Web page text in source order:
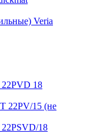
Veria
18
22PV/15 (не
18